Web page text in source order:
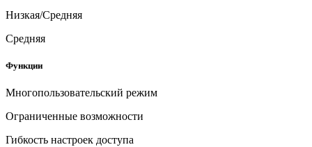
Низкая/Средняя
Средняя
Функции
Многопользовательский режим
Ограниченные возможности
Гибкость настроек доступа